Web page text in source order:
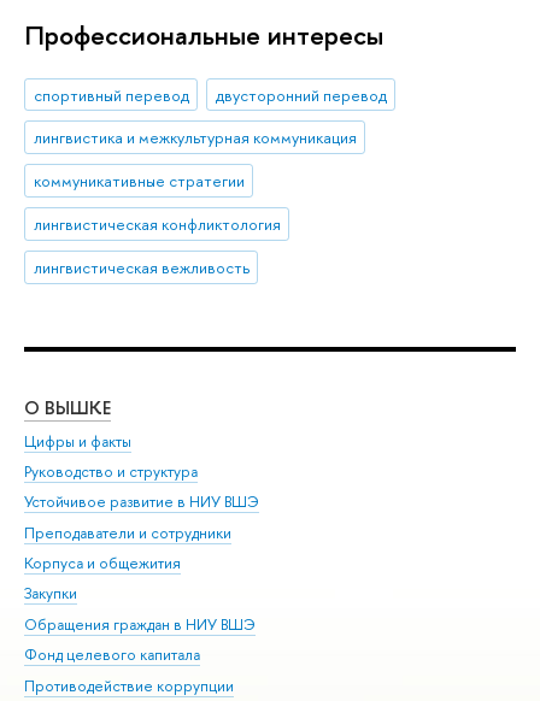
Профессиональные интересы
спортивный перевод
двусторонний перевод
лингвистика и межкультурная коммуникация
коммуникативные стратегии
лингвистическая конфликтология
лингвистическая вежливость
О ВЫШКЕ
Цифры и факты
Руководство и структура
Устойчивое развитие в НИУ ВШЭ
Преподаватели и сотрудники
Корпуса и общежития
Закупки
Обращения граждан в НИУ ВШЭ
Фонд целевого капитала
Противодействие коррупции